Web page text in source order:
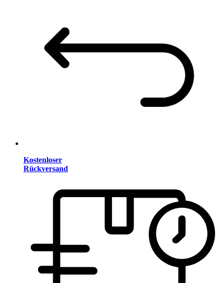
Kostenloser
Rückversand